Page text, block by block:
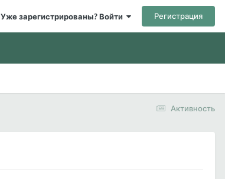
Уже зарегистрированы? Войти Регистрация
Активность